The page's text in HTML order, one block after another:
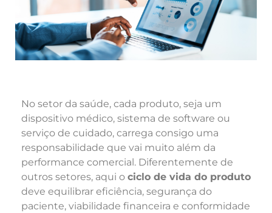
No setor da saúde, cada produto, seja um
dispositivo médico, sistema de software ou
serviço de cuidado, carrega consigo uma
responsabilidade que vai muito além da
performance comercial. Diferentemente de
outros setores, aqui o ciclo de vida do produto
deve equilibrar eficiência, segurança do
paciente, viabilidade financeira e conformidade